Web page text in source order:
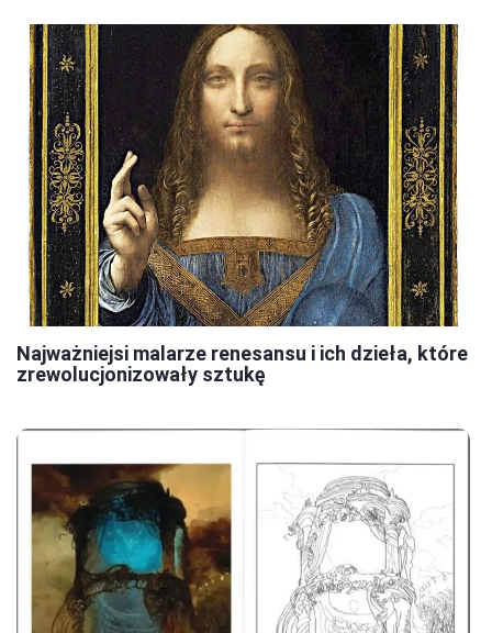
Najważniejsi malarze renesansu i ich dzieła, które
zrewolucjonizowały sztukę